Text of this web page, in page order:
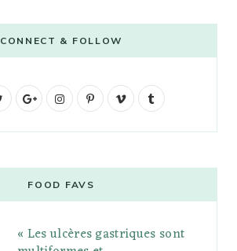
CONNECT & FOLLOW
t
G
g
l
e
I
t
a
g
P
e
r
V
o
l
r
FOOD FAVS
« Les ulcères gastriques sont